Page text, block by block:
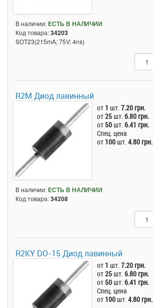
В наличии:ЕСТЬ В НАЛИЧИИ
Код товара:34203
SOT23(215mA; 75V; 4ns)
R2M Диод лавинный
от 1 шт.7.20 грн.
от25шт.6.80 грн.
от 50шт.6.41 грн.
Спец. цена
от 100шт.4.80 грн.
В наличии:ЕСТЬ В НАЛИЧИИ
Код товара:34208
R2KY DO-15 Диод лавинный
от 1 шт.7.20 грн.
от25шт.6.80 грн.
от 50шт.6.41 грн.
Спец. цена
от 100шт.4.80 грн.